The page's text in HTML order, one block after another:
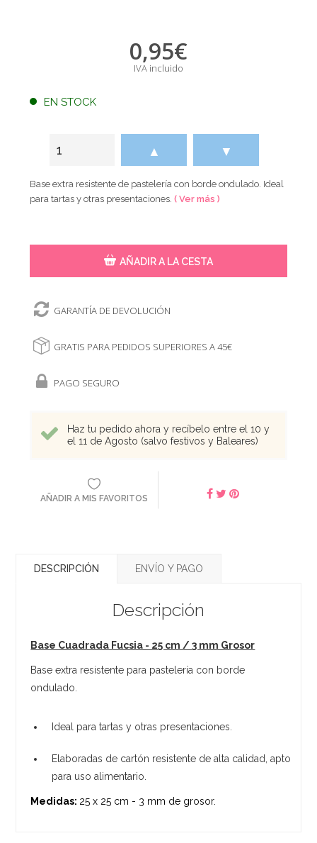
0,95€
IVA incluido
EN STOCK
▲ ▼
Base extra resistente de pastelería con borde ondulado. Ideal
para tartas y otras presentaciones.( Ver más )
AÑADIR A LA CESTA
GARANTÍA DE DEVOLUCIÓN
GRATIS PARA PEDIDOS SUPERIORES A 45€
PAGO SEGURO
Haz tu pedido ahora y recíbelo entre el 10 y
el 11 de Agosto (salvo festivos y Baleares)
AÑADIR A MIS FAVORITOS
DESCRIPCIÓN ENVÍO Y PAGO
Descripción
Base Cuadrada Fucsia - 25 cm / 3 mm Grosor
Base extra resistente para pastelería con borde
ondulado.
Ideal para tartas y otras presentaciones.
Elaboradas de cartón resistente de alta calidad, apto
para uso alimentario.
Medidas: 25 x 25 cm - 3 mm de grosor.